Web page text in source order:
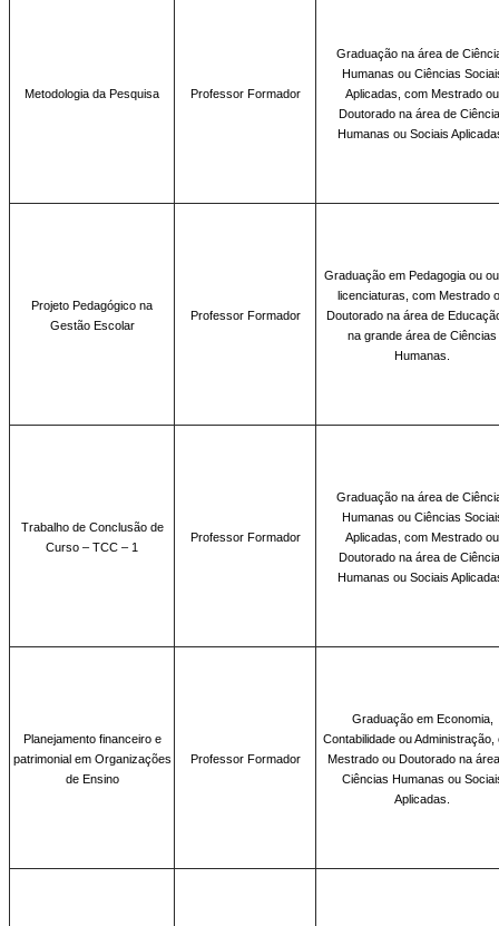
Metodologia da Pesquisa Professor Formador
Graduação na área de
Humanas ou Ciências
Aplicadas, com Mestrado ou
Doutorado na área de
Humanas ou Sociais
Projeto Pedagógico na
Gestão Escolar
Professor Formador
Graduação em Pedagogia ou
licenciaturas, com Mestrado
Doutorado na área de
na grande área de Ciências
Humanas.
Trabalho de Conclusão de
Curso – TCC – 1
Professor Formador
Graduação na área de
Humanas ou Ciências
Aplicadas, com Mestrado ou
Doutorado na área de
Humanas ou Sociais
Planejamento financeiro e
patrimonial em Organizações
de Ensino
Professor Formador
Graduação em Economia,
Contabilidade ou Administração,
Mestrado ou Doutorado na
Ciências Humanas ou
Aplicadas.